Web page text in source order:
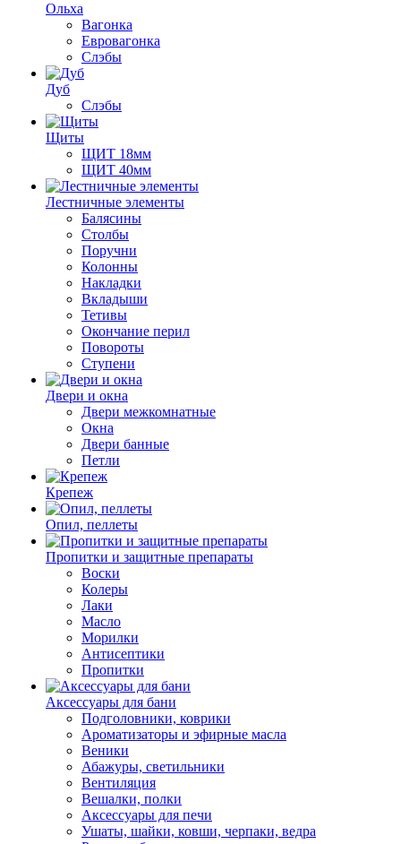
Ольха
Вагонка
Евровагонка
Слэбы
Дуб
Слэбы
Щиты
ЩИТ 18мм
ЩИТ 40мм
Лестничные элементы
Балясины
Столбы
Поручни
Колонны
Накладки
Вкладыши
Тетивы
Окончание перил
Повороты
Ступени
Двери и окна
Двери межкомнатные
Окна
Двери банные
Петли
Крепеж
Опил, пеллеты
Пропитки и защитные препараты
Воски
Колеры
Лаки
Масло
Морилки
Антисептики
Пропитки
Аксессуары для бани
Подголовники, коврики
Ароматизаторы и эфирные масла
Веники
Абажуры, светильники
Вентиляция
Вешалки, полки
Аксессуары для печи
Ушаты, шайки, ковши, черпаки, ведра